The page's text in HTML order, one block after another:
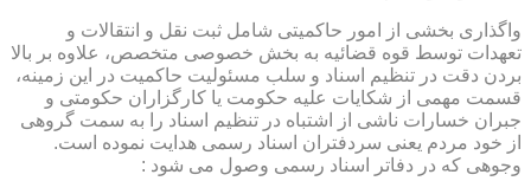
واگذاری بخشی از امور حاکمیتی شامل ثبت نقل و انتقالات و
تعهدات توسط قوه قضائیه به بخش خصوصی متخصص، علاوه بر بالا
بردن دقت در تنظیم اسناد و سلب مسئولیت حاکمیت در این زمینه،
قسمت مهمی از شکایات علیه حکومت یا کارگزاران حکومتی و
جبران خسارات ناشی از اشتباه در تنظیم اسناد را به سمت گروهی
از خود مردم یعنی سردفتران اسناد رسمی هدایت نموده است.
وجوهی که در دفاتر اسناد رسمی وصول می شود :